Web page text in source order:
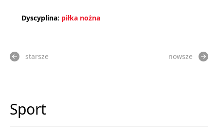
Dyscyplina: piłka nożna
starsze nowsze
Sport